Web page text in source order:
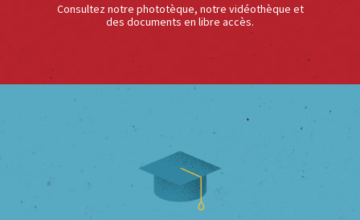
Consultez notre phototèque, notre vidéothèque et
des documents en libre accès.